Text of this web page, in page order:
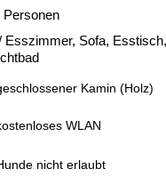
Personen
Esszimmer, Sofa,
Kamin (Holz)
WLAN
nicht erlaubt